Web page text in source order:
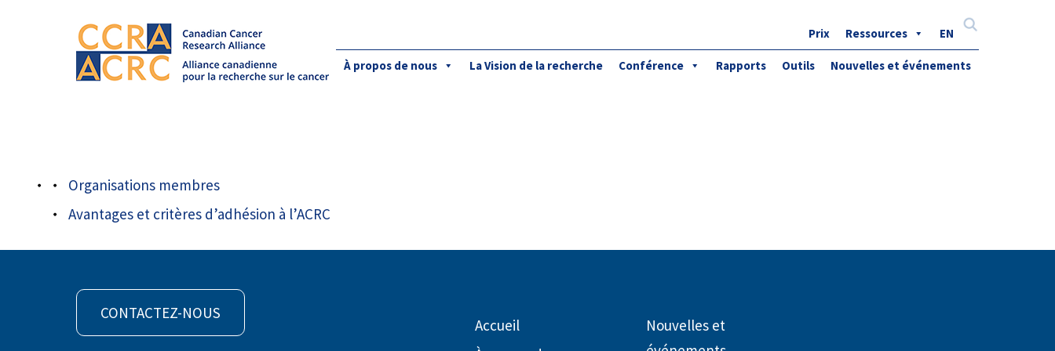
Prix Ressources EN
for:
À propos de nous La Vision de la recherche Conférence Rapports Outils Nouvelles et événements
logo oicr fr
Organisations membres
Avantages et critères d’adhésion à l’ACRC
CONTACTEZ-NOUS
Accueil
Nouvelles et